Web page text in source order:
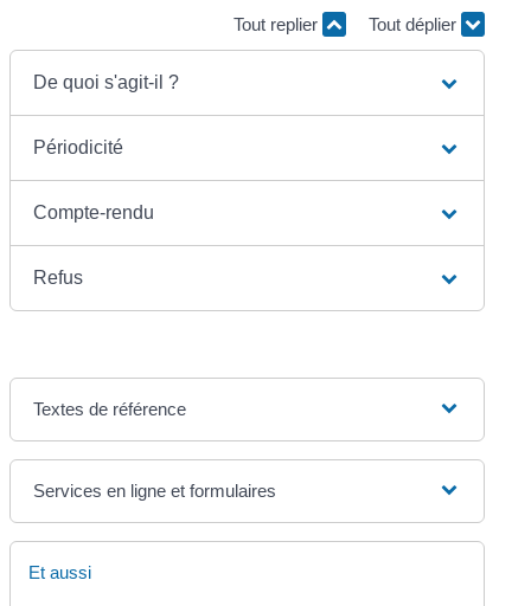
Tout replier Tout déplier
De quoi s'agit-il ?
Périodicité
Compte-rendu
Refus
Textes de référence
Services en ligne et formulaires
Et aussi